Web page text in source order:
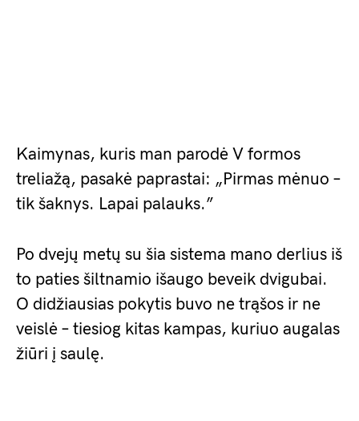
Kaimynas, kuris man parodė V formos
treliažą, pasakė paprastai: „Pirmas mėnuo –
tik šaknys. Lapai palauks.”
Po dvejų metų su šia sistema mano derlius iš
to paties šiltnamio išaugo beveik dvigubai.
O didžiausias pokytis buvo ne trąšos ir ne
veislė – tiesiog kitas kampas, kuriuo augalas
žiūri į saulę.